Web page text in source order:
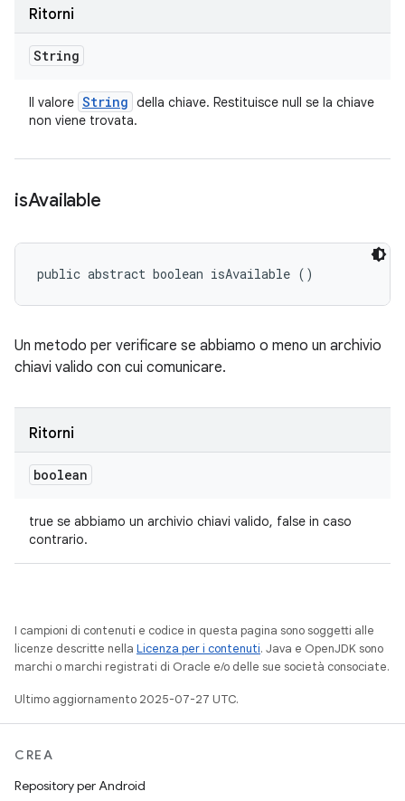
Ritorni
String
Il valore String della chiave. Restituisce null se la chiave
non viene trovata.
isAvailable
public abstract boolean isAvailable ()
Un metodo per verificare se abbiamo o meno un archivio
chiavi valido con cui comunicare.
Ritorni
boolean
true se abbiamo un archivio chiavi valido, false in caso
contrario.
I campioni di contenuti e codice in questa pagina sono soggetti alle
licenze descritte nella Licenza per i contenuti. Java e OpenJDK sono
marchi o marchi registrati di Oracle e/o delle sue società consociate.
Ultimo aggiornamento 2025-07-27 UTC.
CREA
Repository per Android